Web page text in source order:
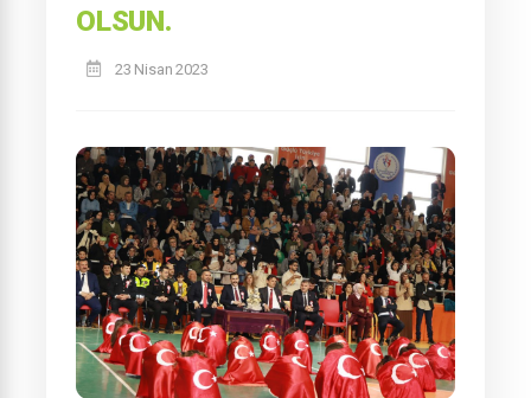
OLSUN.
23 Nisan 2023